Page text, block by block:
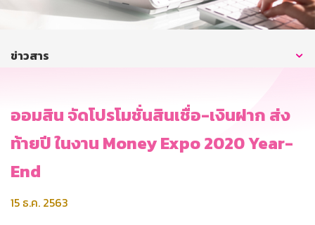
บริการออนไลน์
ข่าวสาร
ออมสิน จัดโปรโมชั่นสินเชื่อ-เงินฝาก ส่ง
ท้ายปี ในงาน Money Expo 2020 Year-
End
15 ธ.ค. 2563